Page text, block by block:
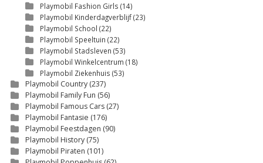
Playmobil Fashion Girls (14)
Playmobil Kinderdagverblijf(23)
Playmobil School (22)
Playmobil Speeltuin (22)
Playmobil Stadsleven (53)
Playmobil Winkelcentrum (18)
Playmobil Ziekenhuis (53)
Playmobil Country (237)
Playmobil Family Fun (56)
Playmobil Famous Cars (27)
Playmobil Fantasie (176)
Playmobil Feestdagen (90)
Playmobil History (75)
Playmobil Piraten (101)